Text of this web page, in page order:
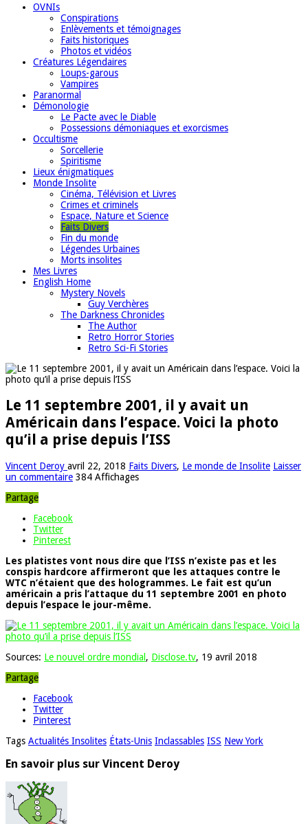
OVNIs
Conspirations
Enlèvements et témoignages
Faits historiques
Photos et vidéos
Créatures Légendaires
Loups-garous
Vampires
Paranormal
Démonologie
Le Pacte avec le Diable
Possessions démoniaques et exorcismes
Occultisme
Sorcellerie
Spiritisme
Lieux énigmatiques
Monde Insolite
Cinéma, Télévision et Livres
Crimes et criminels
Espace, Nature et Science
Faits Divers
Fin du monde
Légendes Urbaines
Morts insolites
Mes Livres
English Home
Mystery Novels
Guy Verchères
The Darkness Chronicles
The Author
Retro Horror Stories
Retro Sci-Fi Stories
Le 11 septembre 2001, il y avait un
Américain dans l’espace. Voici la photo
qu’il a prise depuis l’ISS
Vincent Deroy avril 22, 2018 Faits Divers, Le monde de Insolite Laisser
un commentaire 384 Affichages
Partage
Facebook
Twitter
Pinterest
Les platistes vont nous dire que l’ISS n’existe pas et les
conspis hardcore affirmeront que les attaques contre le
WTC n’étaient que des hologrammes. Le fait est qu’un
américain a pris l’attaque du 11 septembre 2001 en photo
depuis l’espace le jour-même.
Sources: Le nouvel ordre mondial , Disclose.tv, 19 avril 2018
Partage
Facebook
Twitter
Pinterest
Tags Actualités Insolites États-Unis Inclassables ISS New York
En savoir plus sur Vincent Deroy